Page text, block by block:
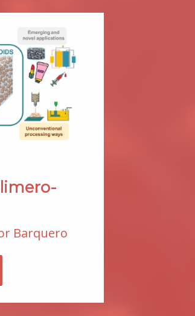
Barquero